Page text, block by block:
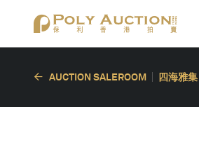
AUCTION SALEROOM 四海雅